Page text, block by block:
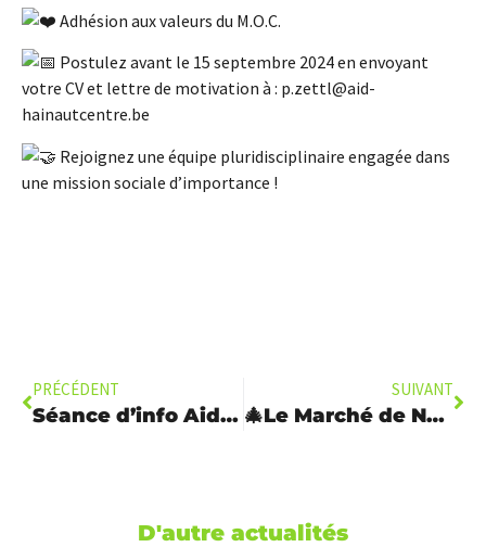
Adhésion aux valeurs du M.O.C.
Postulez avant le 15 septembre 2024 en envoyant
votre CV et lettre de motivation à : p.zettl@aid-
hainautcentre.be
Rejoignez une équipe pluridisciplinaire engagée dans
une mission sociale d’importance !
PRÉCÉDENT
Séance d’info Aide Soignant(e) 18 Juin 2024
SUIVANT
🎄Le Marché de Noël d’Ici : Un rendez-vous festif et local pour toute la famille !
D'autre actualités